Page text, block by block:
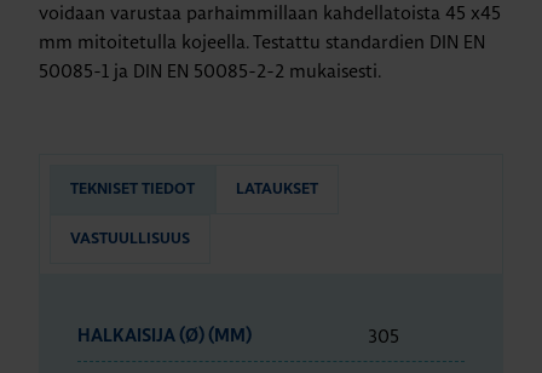
voidaan varustaa parhaimmillaan kahdellatoista 45 x45
mm mitoitetulla kojeella. Testattu standardien DIN EN
50085-1 ja DIN EN 50085-2-2 mukaisesti.
TEKNISET TIEDOT LATAUKSET
VASTUULLISUUS
HALKAISIJA (Ø) (MM) 305